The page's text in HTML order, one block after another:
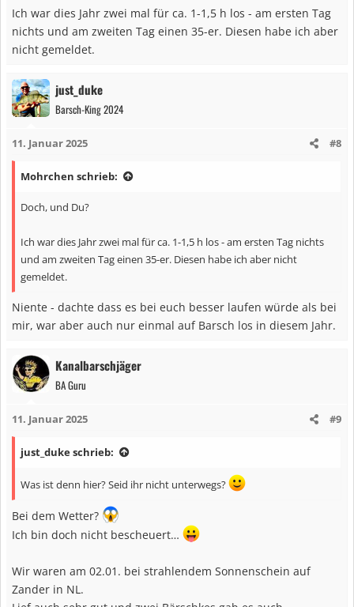
Ich war dies Jahr zwei mal für ca. 1-1,5 h los - am ersten Tag
nichts und am zweiten Tag einen 35-er. Diesen habe ich aber
nicht gemeldet.
just_duke
Barsch-King 2024
11. Januar 2025 #8
Mohrchen schrieb:
Doch, und Du?
Ich war dies Jahr zwei mal für ca. 1-1,5 h los - am ersten Tag nichts
und am zweiten Tag einen 35-er. Diesen habe ich aber nicht
gemeldet.
Niente - dachte dass es bei euch besser laufen würde als bei
mir, war aber auch nur einmal auf Barsch los in diesem Jahr.
Kanalbarschjäger
BA Guru
11. Januar 2025 #9
just_duke schrieb:
Was ist denn hier? Seid ihr nicht unterwegs?
Bei dem Wetter?
Ich bin doch nicht bescheuert…
Wir waren am 02.01. bei strahlendem Sonnenschein auf
Zander in NL.